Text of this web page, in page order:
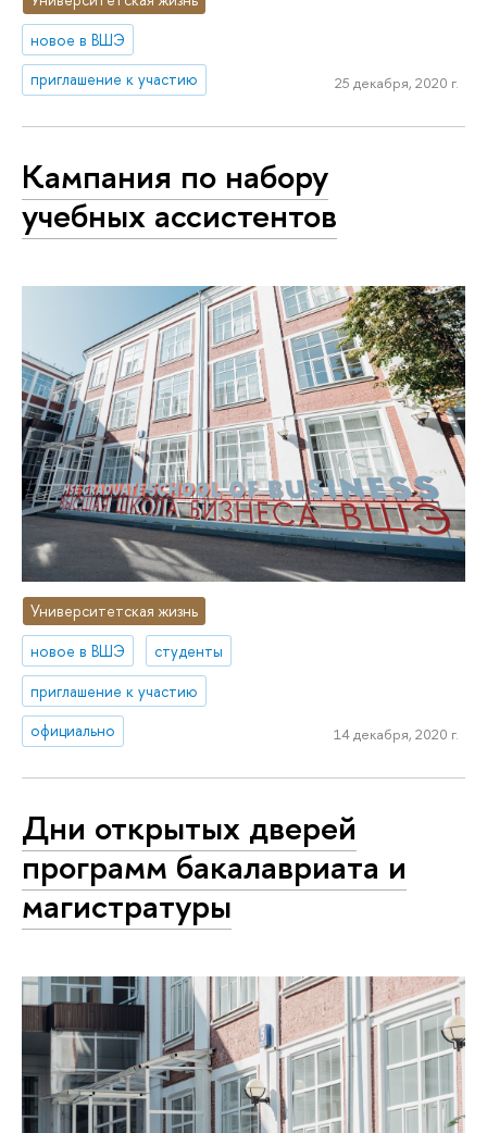
новое в ВШЭ
приглашение к участию
25 декабря, 2020 г.
Кампания по набору
учебных ассистентов
Университетская жизнь
новое в ВШЭ
студенты
приглашение к участию
официально
14 декабря, 2020 г.
Дни открытых дверей
программ бакалавриата и
магистратуры